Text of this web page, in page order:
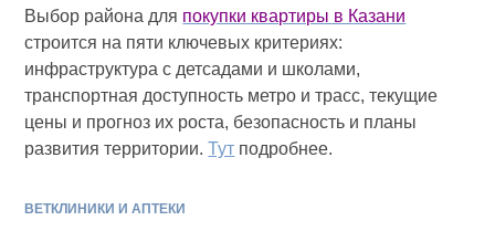
Выбор района для покупки квартиры в Казани
строится на пяти ключевых критериях:
инфраструктура с детсадами и школами,
транспортная доступность метро и трасс, текущие
цены и прогноз их роста, безопасность и планы
развития территории.Тут подробнее.
ВЕТКЛИНИКИ И АПТЕКИ